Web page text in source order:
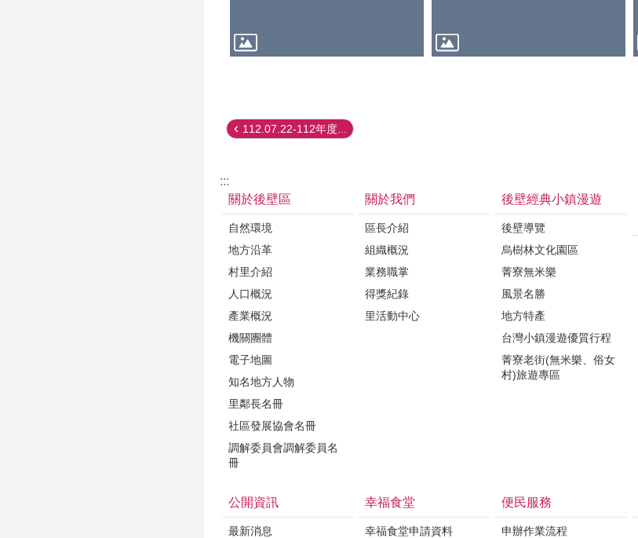
112.07.22-112年度...
:::
關於後壁區
自然環境
地方沿革
村里介紹
人口概況
產業概況
機關團體
電子地圖
知名地方人物
里鄰長名冊
社區發展協會名冊
調解委員會調解委員名
冊
關於我們
區長介紹
組織概況
業務職掌
得獎紀錄
里活動中心
後壁經典小鎮漫遊
後壁導覽
烏樹林文化園區
菁寮無米樂
風景名勝
地方特產
台灣小鎮漫遊優質行程
菁寮老街(無米樂、俗女
村)旅遊專區
公開資訊
最新消息
幸福食堂
幸福食堂申請資料
便民服務
申辦作業流程